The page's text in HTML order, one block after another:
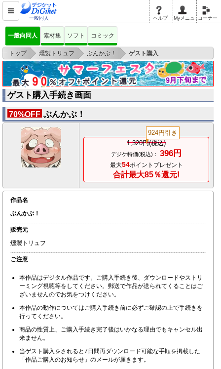
一般同人 ヘルプ Myメニュ コーナー
一般向同人 素材集 ソフト コミック
トップ > 燻製トリュフ > ぶんかぶ！ > ゲスト購入
ゲスト購入手続き画面
70%OFF ぶんかぶ！
1,320円(税込)
924円引き
デジケ特価(税込)： 396円
最大54ポイントプレゼント
合計最大85％還元!
作品名
ぶんかぶ！
販売元
燻製トリュフ
ご注意
本作品はデジタル作品です。ご購入手続き後、ダウンロードやストリ
ーミング視聴等をしてください。郵送で作品が送られてくることはご
ざいませんのでお気をつけください。
本作品の動作についてはご購入手続き前に必ずご確認の上で手続きを
行ってください。
商品の性質上、ご購入手続き完了後はいかなる理由でもキャンセル出
来ません。
当ゲスト購入をされると7日間再ダウンロード可能な手順を掲載した
「作品ご購入のお知らせ」のメールが届きます。